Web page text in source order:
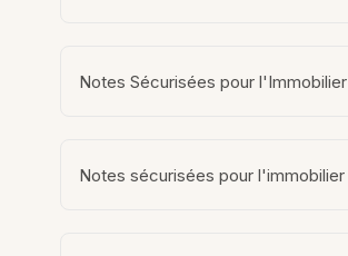
Notes Sécurisées pour l'Immobilier
Notes sécurisées pour l'immobilier